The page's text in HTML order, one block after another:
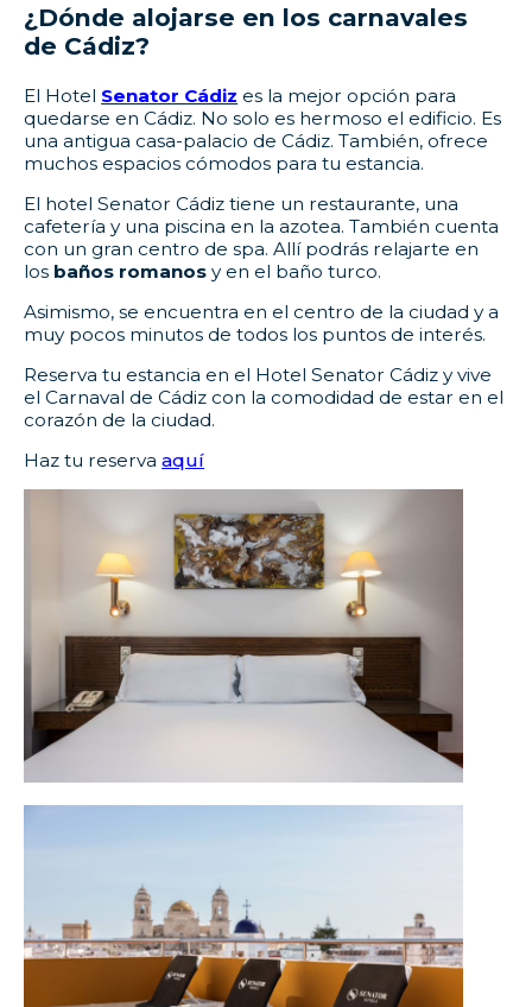
¿Dónde alojarse en los carnavales
de Cádiz?
El Hotel Senator Cádiz es la mejor opción para
quedarse en Cádiz. No solo es hermoso el edificio. Es
una antigua casa-palacio de Cádiz. También, ofrece
muchos espacios cómodos para tu estancia.
El hotel Senator Cádiz tiene un restaurante, una
cafetería y una piscina en la azotea. También cuenta
con un gran centro de spa. Allí podrás relajarte en
los baños romanos y en el baño turco.
Asimismo, se encuentra en el centro de la ciudad y a
muy pocos minutos de todos los puntos de interés.
Reserva tu estancia en el Hotel Senator Cádiz y vive
el Carnaval de Cádiz con la comodidad de estar en el
corazón de la ciudad.
Haz tu reservaaquí